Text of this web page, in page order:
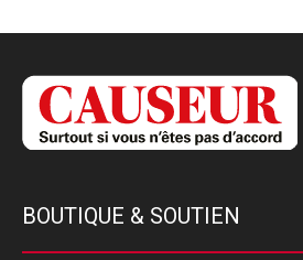
BOUTIQUE & SOUTIEN